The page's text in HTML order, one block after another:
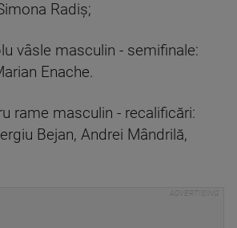
Radiş;
vâsle masculin - semifinale:
Enache.
rame masculin - recalificări:
Bejan, Andrei Mândrilă,